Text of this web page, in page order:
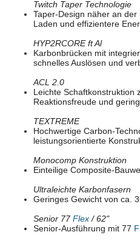
Twitch Taper Technologie
Taper-Design näher an
Laden und effizientere
HYP2RCORE ft Al
Karbonbrücken mit
schnelles Auslösen und
ACL 2.0
Leichte Schaftkonstruktion
Reaktionsfreude und
TEXTREME
Hochwertige Carbon-
leistungsorientierte
Monocomp Konstruktion
Einteilige Composite-
Ultraleichte Karbonfasern
Geringes Gewicht von ca.
Senior 77Flex/ 62"
Senior-Ausführung mit 77